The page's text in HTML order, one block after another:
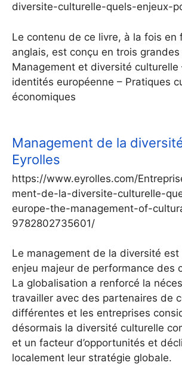
diversite-culturelle-quels-enjeux-
Le contenu de ce livre, à la fois en
anglais, est conçu en trois
Management et diversité
identités européenne – Pratiques
économiques
Management de la
Eyrolles
https://www.eyrolles.com/
ment-de-la-diversite-culturelle-
europe-the-management-of-
9782802735601/
Le management de la diversité est
enjeu majeur de performance des
La globalisation a renforcé la
travailler avec des partenaires de
différentes et les entreprises
désormais la diversité culturelle
et un facteur d’opportunités et
localement leur stratégie globale.